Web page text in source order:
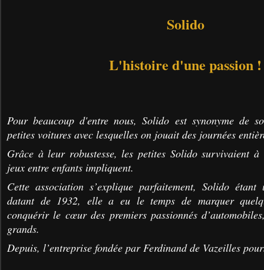
Solido
L'histoire d'une passion !
Pour beaucoup d'entre nous, Solido est synonyme de
petites voitures avec lesquelles on jouait des journées
Grâce à leur robustesse, les petites Solido survivaient à
jeux entre enfants impliquent.
Cette association s’explique parfaitement, Solido étant
datant de 1932, elle a eu le temps de marquer
conquérir le cœur des premiers passionnés
grands.
Depuis, l’entreprise fondée par Ferdinand de Vazeilles